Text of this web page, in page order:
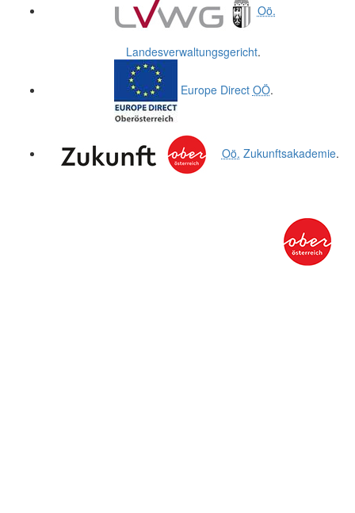
Oö.
Landesverwaltungsgericht.
Europe Direct OÖ.
Oö. Zukunftsakademie.